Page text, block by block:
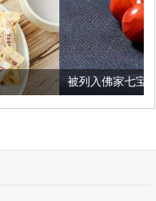
家七宝的它到底有多美？